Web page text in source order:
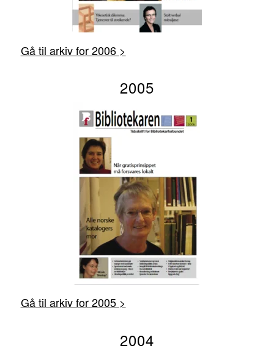
Gå til arkiv for 2006 >
2005
Gå til arkiv for 2005 >
2004